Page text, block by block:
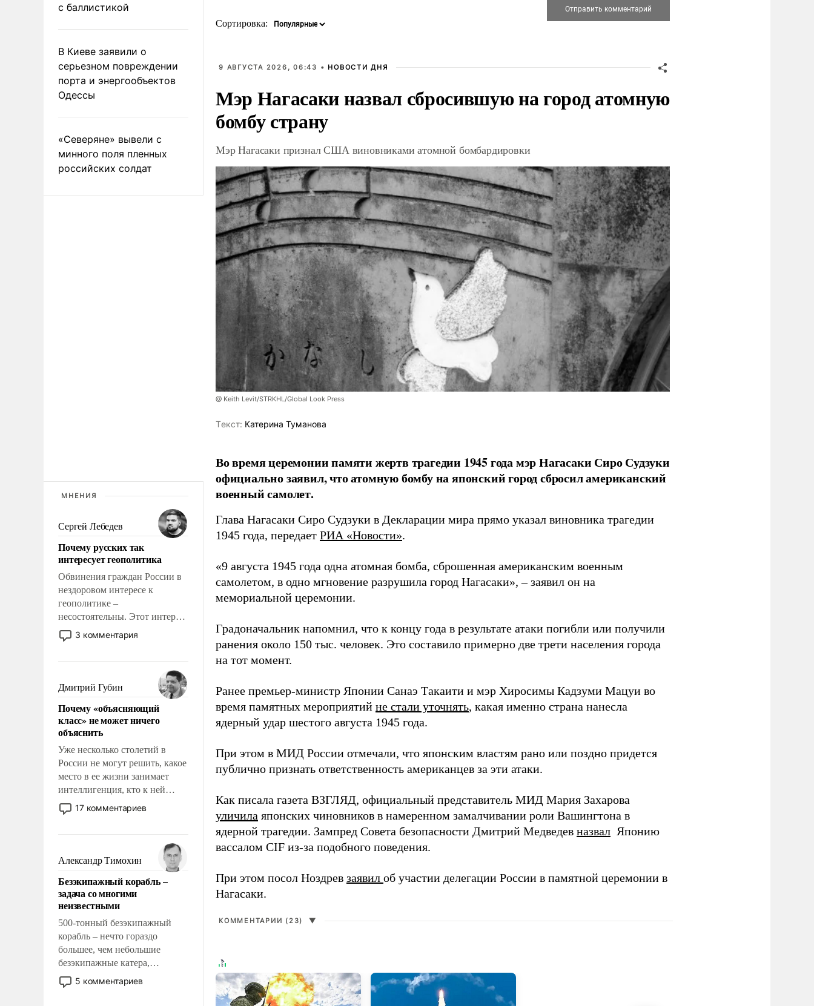
с баллистикой
В Киеве заявили о
серьезном повреждении
порта и энергообъектов
Одессы
«Северяне» вывели с
минного поля пленных
российских солдат
МНЕНИЯ
Сергей Лебедев
Почему русских так
интересует геополитика
Обвинения граждан России в
нездоровом интересе к
геополитике –
несостоятельны. Этот интерес
рационален и прагматичен. Он
обусловлен тысячелетним
фундаментальным знанием,
что мировая политика имеет
свойство заявляться на порог
нашего дома.
3 комментария
Дмитрий Губин
Почему «объясняющий
класс» не может ничего
объяснить
Уже несколько столетий в
России не могут решить, какое
место в ее жизни занимает
интеллигенция, кто к ней
принадлежит, а кого из нее
исключили с правом
чем она отличается от просто
образованных людей. Иногда
казалось, что эти вопросы
решены раз и навсегда, но –
нет, не решены.
17 комментариев
Александр Тимохин
Безэкипажный корабль –
задача со многими
неизвестными
500-тонный безэкипажный
корабль – нечто гораздо
большее, чем небольшие
безэкипажные катера,
применение которых уже
стало обыденностью. Задача по
5 комментариев
Сортировка:
9 АВГУСТА 2026, 06:43 • НОВОСТИ ДНЯ
Мэр Нагасаки назвал сбросившую на город атомную
бомбу страну
Мэр Нагасаки признал США виновниками атомной бомбардировки
@ Keith Levit/STRKHL/Global Look Press
Tекст: Катерина Туманова
Во время церемонии памяти жертв трагедии 1945 года мэр Нагасаки Сиро Судзуки
официально заявил, что атомную бомбу на японский город сбросил американский
военный самолет.
Глава Нагасаки Сиро Судзуки в Декларации мира прямо указал виновника трагедии
1945 года, передает РИА «Новости».
«9 августа 1945 года одна атомная бомба, сброшенная американским военным
самолетом, в одно мгновение разрушила город Нагасаки», – заявил он на
мемориальной церемонии.
Градоначальник напомнил, что к концу года в результате атаки погибли или получили
ранения около 150 тыс. человек. Это составило примерно две трети населения города
на тот момент.
Ранее премьер-министр Японии Санаэ Такаити и мэр Хиросимы Кадзуми Мацуи во
время памятных мероприятий не стали уточнять, какая именно страна нанесла
ядерный удар шестого августа 1945 года.
При этом в МИД России отмечали, что японским властям рано или поздно придется
публично признать ответственность американцев за эти атаки.
Как писала газета ВЗГЛЯД, официальный представитель МИД Мария Захарова
уличила японских чиновников в намеренном замалчивании роли Вашингтона в
ядерной трагедии. Зампред Совета безопасности Дмитрий Медведев назвал Японию
вассалом CIF из-за подобного поведения.
При этом посол Ноздрев заявил об участии делегации России в памятной церемонии в
Нагасаки.
КОММЕНТАРИИ (23) ▼